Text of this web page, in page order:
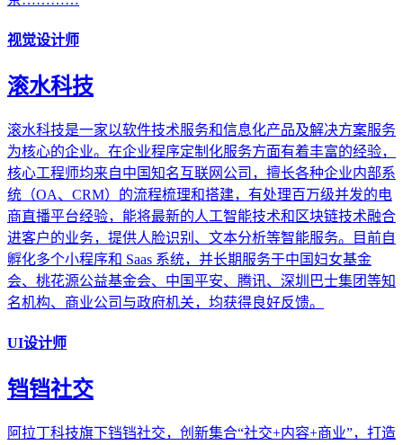
视觉设计师
滚水科技
滚水科技是一家以软件技术服务和信息化产品及解决方案服务
为核心的企业。在企业程序定制化服务方面有着丰富的经验，
核心工程师均来自中国知名互联网公司，擅长各种企业内部系
统（OA、CRM）的流程梳理和搭建，有处理百万级并发的电
商直播平台经验，能将最新的人工智能技术和区块链技术融合
进客户的业务，提供人脸识别、文本分析等智能服务。目前自
孵化多个小程序和 Saas 系统，并长期服务于中国妇女基金
会、桃花源公益基金会、中国平安、腾讯、深圳巴士集团等知
名机构、商业公司与政府机关，均获得良好反馈。
UI设计师
铛铛社交
阿拉丁科技旗下铛铛社交，创新集合“社交+内容+商业”，打造